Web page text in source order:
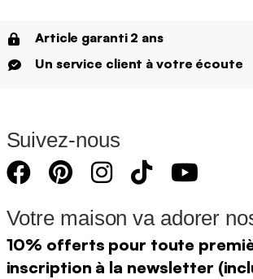
Article garanti 2 ans
Un service client à votre écoute
Suivez-nous
Votre maison va adorer
10% offerts pour toute
inscription à la newsletter